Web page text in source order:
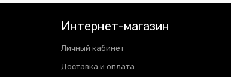
Интернет-магазин
Личный кабинет
Доставка и оплата